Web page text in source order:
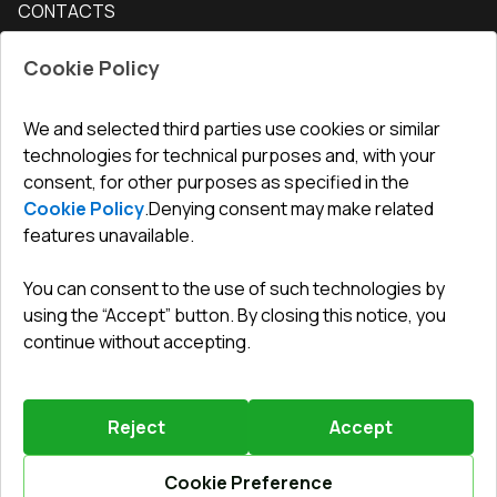
Interior doors
How to measure windows
For companies, cooperation
Conditions for returning goods
Guarantee
CONTACTS
undefined(undefined)
info@toptechnik.com.pl
Polityka prywatności
REGULAMIN
©2026.All right reserved.Powered byVitrager.com.
Report a problem?
Cookie Policy
We and selected third parties use cookies or similar
technologies for technical purposes and, with your
consent, for other purposes as specified in the
Cookie Policy.Denying consent may make related
features unavailable.
You can consent to the use of such technologies by
using the “Accept” button. By closing this notice, you
continue without accepting.
Reject Accept
Cookie Preference